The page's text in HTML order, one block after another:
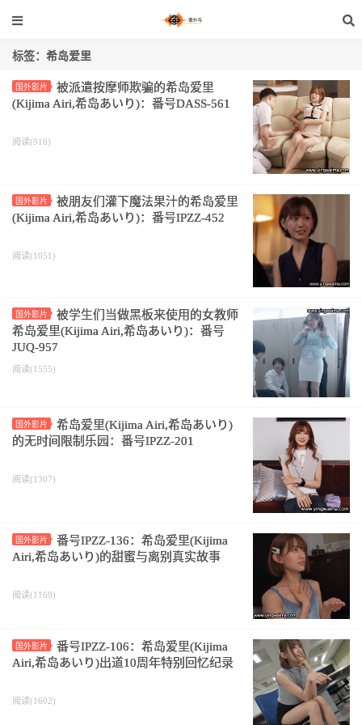
标签：希岛爱里
国外影片
被派遣按摩师欺骗的希岛爱里
(Kijima Airi,希岛あいり)：番号DASS-561
阅读(916)
国外影片
被朋友们灌下魔法果汁的希岛爱里
(Kijima Airi,希岛あいり)：番号IPZZ-452
阅读(1051)
国外影片
被学生们当做黑板来使用的女教师
希岛爱里(Kijima Airi,希岛あいり)：番号
JUQ-957
阅读(1555)
国外影片
希岛爱里(Kijima Airi,希岛あいり)
的无时间限制乐园：番号IPZZ-201
阅读(1307)
国外影片
番号IPZZ-136：希岛爱里(Kijima
Airi,希岛あいり)的甜蜜与离别真实故事
阅读(1169)
国外影片
番号IPZZ-106：希岛爱里(Kijima
Airi,希岛あいり)出道10周年特别回忆纪录
阅读(1602)